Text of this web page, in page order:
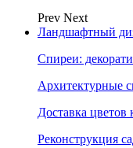
Prev Next
Ландшафтный
Спиреи:
Архитектурные
Доставка
Реконструкция